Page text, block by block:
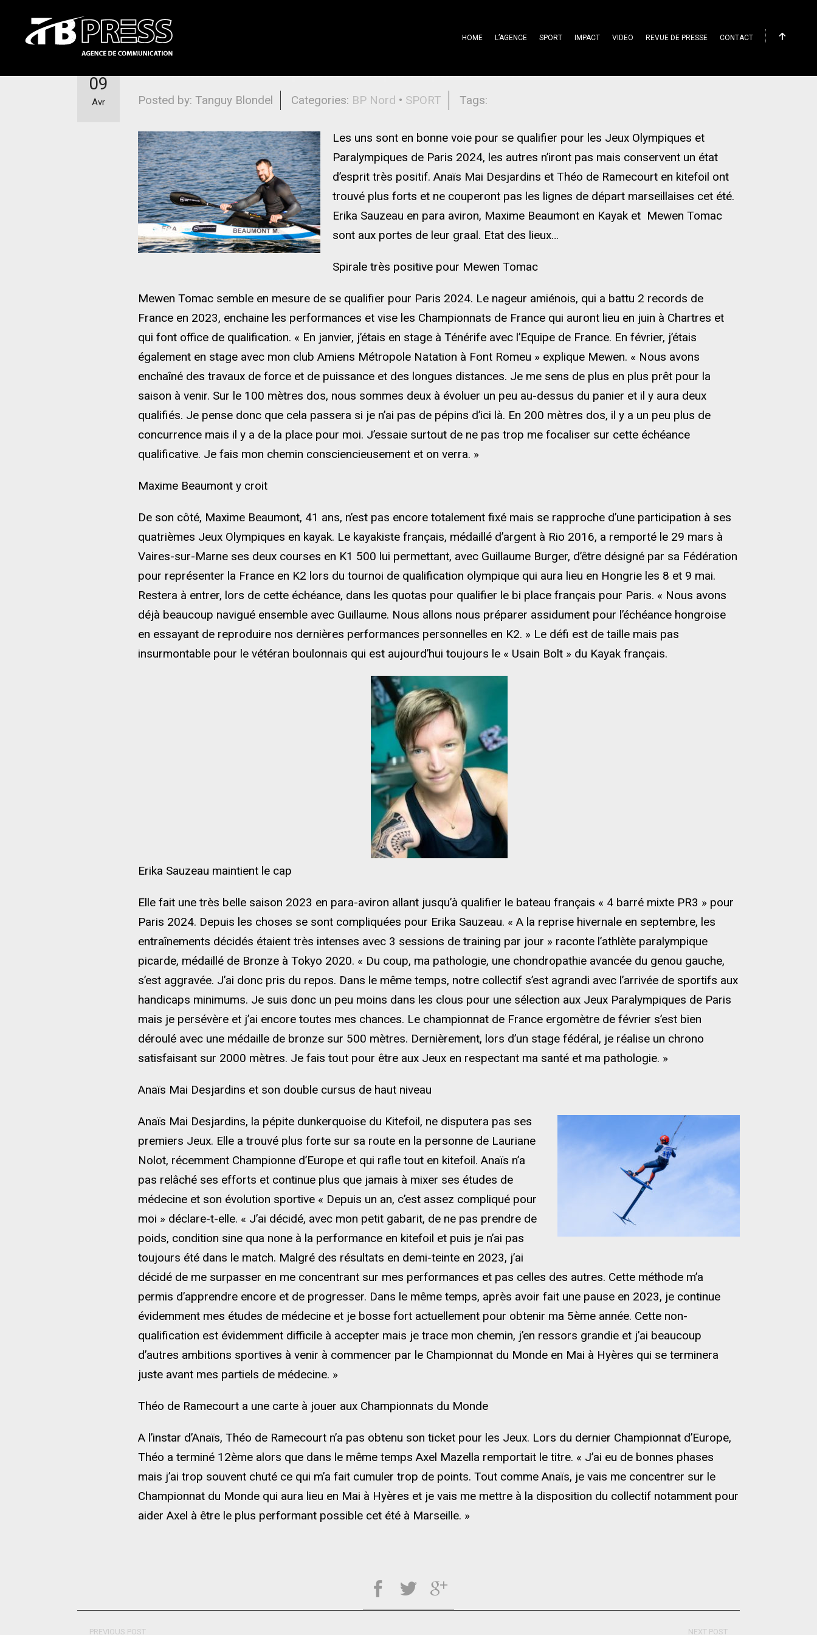
HOME L’AGENCE SPORT IMPACT VIDEO REVUE DE PRESSE CONTACT
Des nouvelles des sportifs Banque Populaire du Nord
Posted by: Tanguy Blondel Categories: BP Nord • SPORT Tags:
09
Avr
Les uns sont en bonne voie pour se qualifier pour les Jeux Olympiques et
Paralympiques de Paris 2024, les autres n’iront pas mais conservent un état
d’esprit très positif. Anaïs Mai Desjardins et Théo de Ramecourt en kitefoil ont
trouvé plus forts et ne couperont pas les lignes de départ marseillaises cet été.
Erika Sauzeau en para aviron, Maxime Beaumont en Kayak et Mewen Tomac
sont aux portes de leur graal. Etat des lieux…
Spirale très positive pour Mewen Tomac
Mewen Tomac semble en mesure de se qualifier pour Paris 2024. Le nageur amiénois, qui a battu 2 records de
France en 2023, enchaine les performances et vise les Championnats de France qui auront lieu en juin à Chartres et
qui font office de qualification. « En janvier, j’étais en stage à Ténérife avec l’Equipe de France. En février, j’étais
également en stage avec mon club Amiens Métropole Natation à Font Romeu » explique Mewen. « Nous avons
enchaîné des travaux de force et de puissance et des longues distances. Je me sens de plus en plus prêt pour la
saison à venir. Sur le 100 mètres dos, nous sommes deux à évoluer un peu au-dessus du panier et il y aura deux
qualifiés. Je pense donc que cela passera si je n’ai pas de pépins d’ici là. En 200 mètres dos, il y a un peu plus de
concurrence mais il y a de la place pour moi. J’essaie surtout de ne pas trop me focaliser sur cette échéance
qualificative. Je fais mon chemin consciencieusement et on verra. »
Maxime Beaumont y croit
De son côté, Maxime Beaumont, 41 ans, n’est pas encore totalement fixé mais se rapproche d’une participation à ses
quatrièmes Jeux Olympiques en kayak. Le kayakiste français, médaillé d’argent à Rio 2016, a remporté le 29 mars à
Vaires-sur-Marne ses deux courses en K1 500 lui permettant, avec Guillaume Burger, d’être désigné par sa Fédération
pour représenter la France en K2 lors du tournoi de qualification olympique qui aura lieu en Hongrie les 8 et 9 mai.
Restera à entrer, lors de cette échéance, dans les quotas pour qualifier le bi place français pour Paris. « Nous avons
déjà beaucoup navigué ensemble avec Guillaume. Nous allons nous préparer assidument pour l’échéance hongroise
en essayant de reproduire nos dernières performances personnelles en K2. » Le défi est de taille mais pas
insurmontable pour le vétéran boulonnais qui est aujourd’hui toujours le « Usain Bolt » du Kayak français.
Erika Sauzeau maintient le cap
Elle fait une très belle saison 2023 en para-aviron allant jusqu’à qualifier le bateau français « 4 barré mixte PR3 » pour
Paris 2024. Depuis les choses se sont compliquées pour Erika Sauzeau. « A la reprise hivernale en septembre, les
entraînements décidés étaient très intenses avec 3 sessions de training par jour » raconte l’athlète paralympique
picarde, médaillé de Bronze à Tokyo 2020. « Du coup, ma pathologie, une chondropathie avancée du genou gauche,
s’est aggravée. J’ai donc pris du repos. Dans le même temps, notre collectif s’est agrandi avec l’arrivée de sportifs aux
handicaps minimums. Je suis donc un peu moins dans les clous pour une sélection aux Jeux Paralympiques de Paris
mais je persévère et j’ai encore toutes mes chances. Le championnat de France ergomètre de février s’est bien
déroulé avec une médaille de bronze sur 500 mètres. Dernièrement, lors d’un stage fédéral, je réalise un chrono
satisfaisant sur 2000 mètres. Je fais tout pour être aux Jeux en respectant ma santé et ma pathologie. »
Anaïs Mai Desjardins et son double cursus de haut niveau
Anaïs Mai Desjardins, la pépite dunkerquoise du Kitefoil, ne disputera pas ses
premiers Jeux. Elle a trouvé plus forte sur sa route en la personne de Lauriane
Nolot, récemment Championne d’Europe et qui rafle tout en kitefoil. Anaïs n’a
pas relâché ses efforts et continue plus que jamais à mixer ses études de
médecine et son évolution sportive « Depuis un an, c’est assez compliqué pour
moi » déclare-t-elle. « J’ai décidé, avec mon petit gabarit, de ne pas prendre de
poids, condition sine qua none à la performance en kitefoil et puis je n’ai pas
toujours été dans le match. Malgré des résultats en demi-teinte en 2023, j’ai
décidé de me surpasser en me concentrant sur mes performances et pas celles des autres. Cette méthode m’a
permis d’apprendre encore et de progresser. Dans le même temps, après avoir fait une pause en 2023, je continue
évidemment mes études de médecine et je bosse fort actuellement pour obtenir ma 5ème année. Cette non-
qualification est évidemment difficile à accepter mais je trace mon chemin, j’en ressors grandie et j’ai beaucoup
d’autres ambitions sportives à venir à commencer par le Championnat du Monde en Mai à Hyères qui se terminera
juste avant mes partiels de médecine. »
Théo de Ramecourt a une carte à jouer aux Championnats du Monde
A l’instar d’Anaïs, Théo de Ramecourt n’a pas obtenu son ticket pour les Jeux. Lors du dernier Championnat d’Europe,
Théo a terminé 12ème alors que dans le même temps Axel Mazella remportait le titre. « J’ai eu de bonnes phases
mais j’ai trop souvent chuté ce qui m’a fait cumuler trop de points. Tout comme Anaïs, je vais me concentrer sur le
Championnat du Monde qui aura lieu en Mai à Hyères et je vais me mettre à la disposition du collectif notamment pour
aider Axel à être le plus performant possible cet été à Marseille. »
PREVIOUS POST NEXT POST